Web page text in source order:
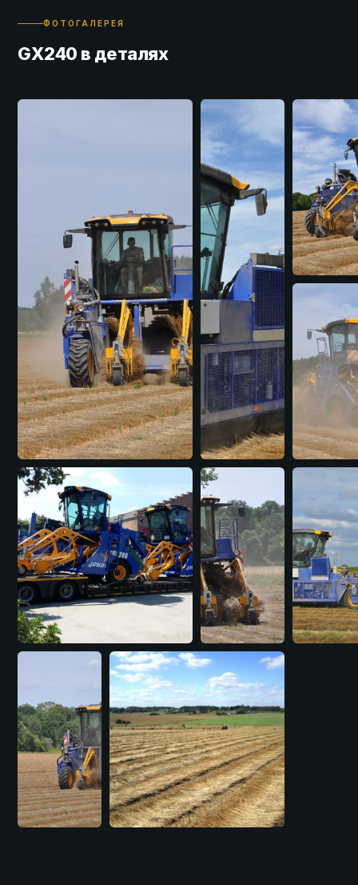
ФОТОГАЛЕРЕЯ
GX240 в деталях